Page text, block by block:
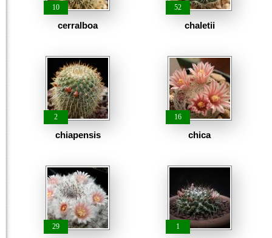
10
cerralboa
52
chaletii
2
chiapensis
16
chica
29 1